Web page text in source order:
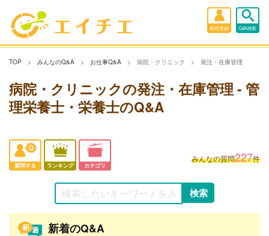
新規登録 Q&A検索
TOP みんなのQ&A お仕事Q&A 病院・クリニック 発注・在庫管理
病院・クリニックの発注・在庫管理 - 管
理栄養士・栄養士のQ&A
質問する ランキング カテゴリ
みんなの質問227件
新着のQ&A